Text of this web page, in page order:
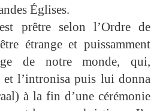
Églises.
prêtre selon l’Ordre de
étrange et puissamment
de notre monde, qui,
et l’intronisa puis lui donna
à la fin d’une cérémonie